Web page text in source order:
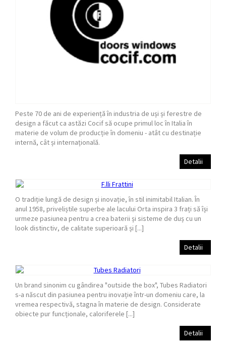
Peste 70 de ani de experiență în industria de uși și ferestre de
design a făcut ca astăzi Cocif să ocupe primul loc în Italia în
materie de volum de producție în domeniu - atât cu destinație
internă, cât și internațională.
Detalii
O tradiție lungă de design și inovație, în stil inimitabil Italian. În
anul 1958, priveliștile superbe ale lacului Orta inspira 3 frați să își
urmeze pasiunea pentru a crea baterii și sisteme de duș cu un
look distinctiv, de calitate superioară și [...]
Detalii
Un brand sinonim cu gândirea "outside the box", Tubes Radiatori
s-a născut din pasiunea pentru inovație într-un domeniu care, la
vremea respectivă, stagna în materie de design. Considerate
obiecte pur funcționale, caloriferele [...]
Detalii